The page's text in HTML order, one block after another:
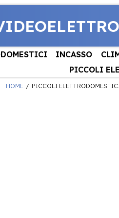
INCASSO
PICCOLI
HOME PICCOLI